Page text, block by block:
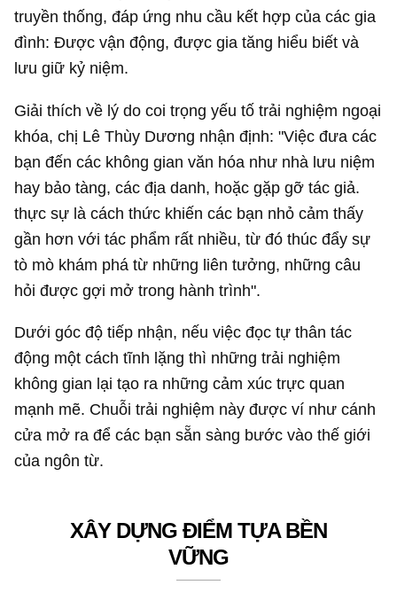
truyền thống, đáp ứng nhu cầu kết hợp của các gia
đình: Được vận động, được gia tăng hiểu biết và
lưu giữ kỷ niệm.
Giải thích về lý do coi trọng yếu tố trải nghiệm ngoại
khóa, chị Lê Thùy Dương nhận định: "Việc đưa các
bạn đến các không gian văn hóa như nhà lưu niệm
hay bảo tàng, các địa danh, hoặc gặp gỡ tác giả.
thực sự là cách thức khiến các bạn nhỏ cảm thấy
gần hơn với tác phẩm rất nhiều, từ đó thúc đẩy sự
tò mò khám phá từ những liên tưởng, những câu
hỏi được gợi mở trong hành trình".
Dưới góc độ tiếp nhận, nếu việc đọc tự thân tác
động một cách tĩnh lặng thì những trải nghiệm
không gian lại tạo ra những cảm xúc trực quan
mạnh mẽ. Chuỗi trải nghiệm này được ví như cánh
cửa mở ra để các bạn sẵn sàng bước vào thế giới
của ngôn từ.
XÂY DỰNG ĐIỂM TỰA BỀN
VỮNG